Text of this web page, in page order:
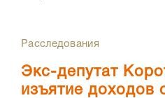
Расследования
Экс-депутат
изъятие доходов